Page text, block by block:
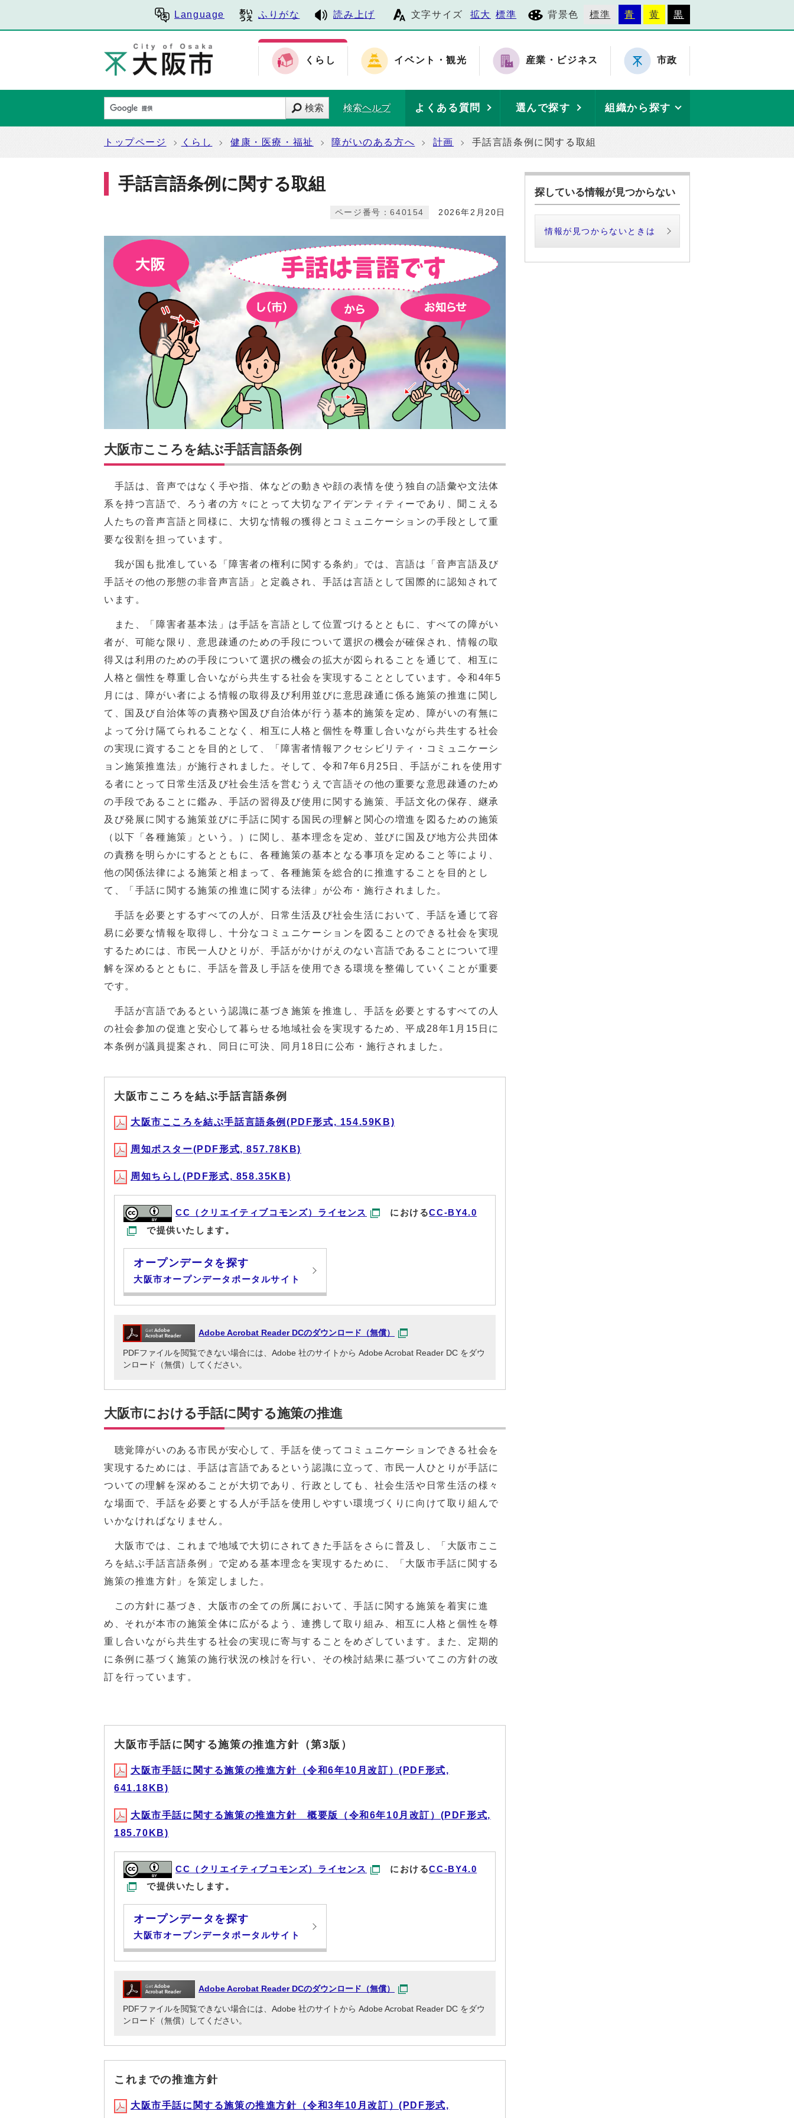
Language ふりがな 読み上げ 文字サイズ 拡大 標準 背景色 標準 青 黄 黒
くらし イベント・観光 産業・ビジネス 市政
検索 検索ヘルプ よくある質問 選んで探す 組織から探す
トップページ くらし 健康・医療・福祉 障がいのある方へ 計画 手話言語条例に関する取組
手話言語条例に関する取組
2026年2月20日
ページ番号：640154
大阪市こころを結ぶ手話言語条例
手話は、音声ではなく手や指、体などの動きや顔の表情を使う独自の語彙や文法体
系を持つ言語で、ろう者の方々にとって大切なアイデンティティーであり、聞こえる
人たちの音声言語と同様に、大切な情報の獲得とコミュニケーションの手段として重
要な役割を担っています。
我が国も批准している「障害者の権利に関する条約」では、言語は「音声言語及び
手話その他の形態の非音声言語」と定義され、手話は言語として国際的に認知されて
います。
また、「障害者基本法」は手話を言語として位置づけるとともに、すべての障がい
者が、可能な限り、意思疎通のための手段について選択の機会が確保され、情報の取
得又は利用のための手段について選択の機会の拡大が図られることを通じて、相互に
人格と個性を尊重し合いながら共生する社会を実現することとしています。令和4年5
月には、障がい者による情報の取得及び利用並びに意思疎通に係る施策の推進に関し
て、国及び自治体等の責務や国及び自治体が行う基本的施策を定め、障がいの有無に
よって分け隔てられることなく、相互に人格と個性を尊重し合いながら共生する社会
の実現に資することを目的として、「障害者情報アクセシビリティ・コミュニケーシ
ョン施策推進法」が施行されました。そして、令和7年6月25日、手話がこれを使用す
る者にとって日常生活及び社会生活を営むうえで言語その他の重要な意思疎通のため
の手段であることに鑑み、手話の習得及び使用に関する施策、手話文化の保存、継承
及び発展に関する施策並びに手話に関する国民の理解と関心の増進を図るための施策
（以下「各種施策」という。）に関し、基本理念を定め、並びに国及び地方公共団体
の責務を明らかにするとともに、各種施策の基本となる事項を定めること等により、
他の関係法律による施策と相まって、各種施策を総合的に推進することを目的とし
て、「手話に関する施策の推進に関する法律」が公布・施行されました。
手話を必要とするすべての人が、日常生活及び社会生活において、手話を通じて容
易に必要な情報を取得し、十分なコミュニケーションを図ることのできる社会を実現
するためには、市民一人ひとりが、手話がかけがえのない言語であることについて理
解を深めるとともに、手話を普及し手話を使用できる環境を整備していくことが重要
です。
手話が言語であるという認識に基づき施策を推進し、手話を必要とするすべての人
の社会参加の促進と安心して暮らせる地域社会を実現するため、平成28年1月15日に
本条例が議員提案され、同日に可決、同月18日に公布・施行されました。
大阪市こころを結ぶ手話言語条例
大阪市こころを結ぶ手話言語条例(PDF形式, 154.59KB)
周知ポスター(PDF形式, 857.78KB)
周知ちらし(PDF形式, 858.35KB)
CC（クリエイティブコモンズ）ライセンス におけるCC-BY4.0
で提供いたします。
オープンデータを探す
大阪市オープンデータポータルサイト
Adobe Acrobat Reader DCのダウンロード（無償）
PDFファイルを閲覧できない場合には、Adobe 社のサイトから Adobe Acrobat Reader DC をダウ
ンロード（無償）してください。
大阪市における手話に関する施策の推進
聴覚障がいのある市民が安心して、手話を使ってコミュニケーションできる社会を
実現するためには、手話は言語であるという認識に立って、市民一人ひとりが手話に
ついての理解を深めることが大切であり、行政としても、社会生活や日常生活の様々
な場面で、手話を必要とする人が手話を使用しやすい環境づくりに向けて取り組んで
いかなければなりません。
大阪市では、これまで地域で大切にされてきた手話をさらに普及し、「大阪市ここ
ろを結ぶ手話言語条例」で定める基本理念を実現するために、「大阪市手話に関する
施策の推進方針」を策定しました。
この方針に基づき、大阪市の全ての所属において、手話に関する施策を着実に進
め、それが本市の施策全体に広がるよう、連携して取り組み、相互に人格と個性を尊
重し合いながら共生する社会の実現に寄与することをめざしています。また、定期的
に条例に基づく施策の施行状況の検討を行い、その検討結果に基づいてこの方針の改
訂を行っています。
大阪市手話に関する施策の推進方針（第3版）
大阪市手話に関する施策の推進方針（令和6年10月改訂）(PDF形式,
641.18KB)
大阪市手話に関する施策の推進方針 概要版（令和6年10月改訂）(PDF形式,
185.70KB)
CC（クリエイティブコモンズ）ライセンス におけるCC-BY4.0
で提供いたします。
オープンデータを探す
大阪市オープンデータポータルサイト
Adobe Acrobat Reader DCのダウンロード（無償）
PDFファイルを閲覧できない場合には、Adobe 社のサイトから Adobe Acrobat Reader DC をダウ
ンロード（無償）してください。
これまでの推進方針
大阪市手話に関する施策の推進方針（令和3年10月改訂）(PDF形式,
探している情報が見つからない
情報が見つからないときは